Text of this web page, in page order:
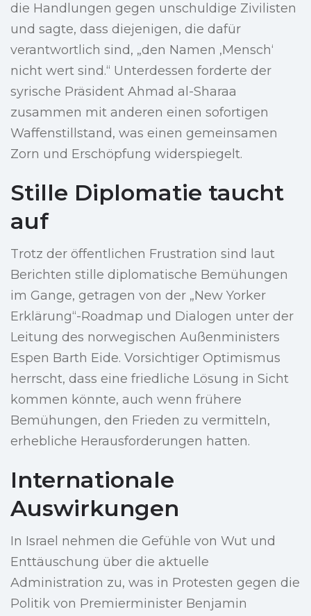
die Handlungen gegen unschuldige Zivilisten
und sagte, dass diejenigen, die dafür
verantwortlich sind, „den Namen ‚Mensch‘
nicht wert sind.“ Unterdessen forderte der
syrische Präsident Ahmad al-Sharaa
zusammen mit anderen einen sofortigen
Waffenstillstand, was einen gemeinsamen
Zorn und Erschöpfung widerspiegelt.
Stille Diplomatie taucht
auf
Trotz der öffentlichen Frustration sind laut
Berichten stille diplomatische Bemühungen
im Gange, getragen von der „New Yorker
Erklärung“-Roadmap und Dialogen unter der
Leitung des norwegischen Außenministers
Espen Barth Eide. Vorsichtiger Optimismus
herrscht, dass eine friedliche Lösung in Sicht
kommen könnte, auch wenn frühere
Bemühungen, den Frieden zu vermitteln,
erhebliche Herausforderungen hatten.
Internationale
Auswirkungen
In Israel nehmen die Gefühle von Wut und
Enttäuschung über die aktuelle
Administration zu, was in Protesten gegen die
Politik von Premierminister Benjamin